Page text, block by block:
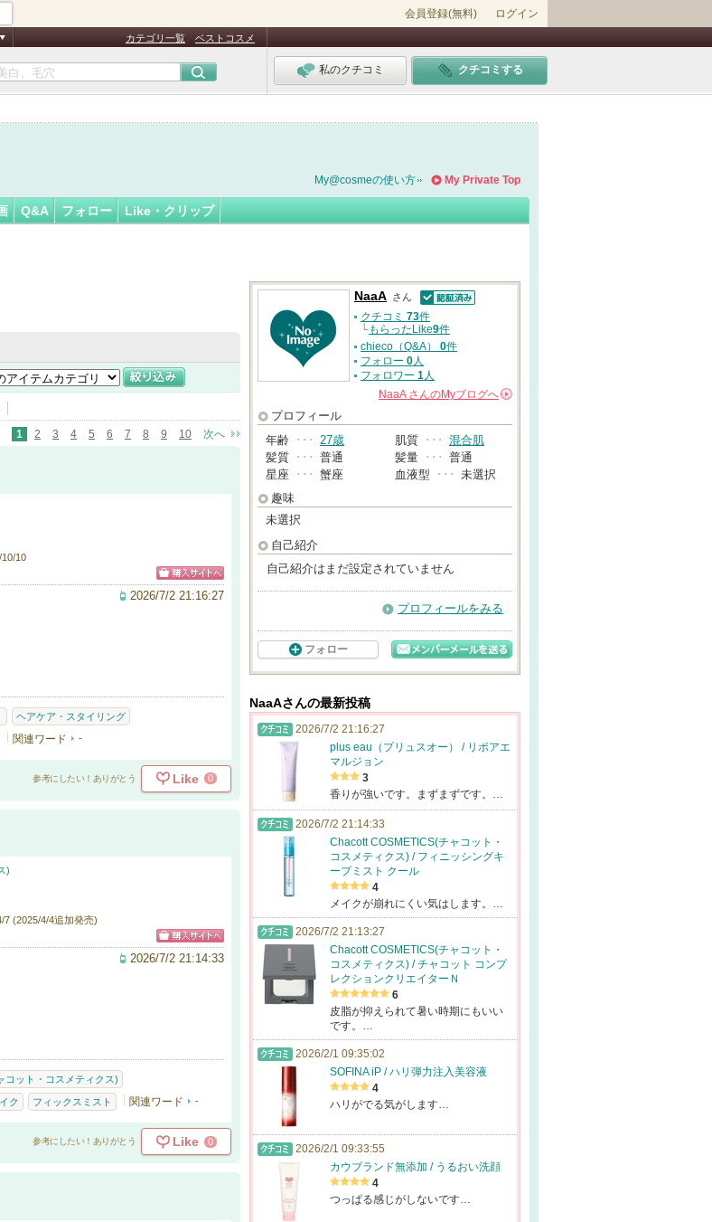
会員登録(無料) ログイン
カテゴリ一覧 ベストコスメ
私のクチコミ クチコミする
My Private Top
My@cosmeの使い方
Q&A フォロー Like・クリップ
1 2 3 4 5 6 7 8 9 10 次へ
10
2026/7/2 21:16:27
ヘアケア・スタイリング
関連ワード -
参考にしたい！ありがとう Like 0
)
7 (2025/4/4追加発売)
2026/7/2 21:14:33
コット・コスメティクス)
ク フィックスミスト 関連ワード -
参考にしたい！ありがとう Like 0
NaaA さん
認証済
クチコミ 73件
└もらったLike9件
chieco（Q&A） 0件
フォロー 0人
フォロワー 1人
NaaAさんのMyブログへ
プロフィール
年齢 ･･･ 27歳 肌質 ･･･ 混合肌
髪質 ･･･ 普通 髪量 ･･･ 普通
星座 ･･･ 蟹座 血液型 ･･･ 未選択
趣味
未選択
自己紹介
自己紹介はまだ設定されていません
プロフィールをみる
フォロー
NaaAさんの最新投稿
2026/7/2 21:16:27
plus eau（プリュスオー） / リポアエ
マルジョン
3
香りが強いです。まずまずです。…
2026/7/2 21:14:33
Chacott COSMETICS(チャコット・
コスメティクス) / フィニッシングキ
ープミスト クール
4
メイクが崩れにくい気はします。…
2026/7/2 21:13:27
Chacott COSMETICS(チャコット・
コスメティクス) / チャコット コンプ
レクションクリエイターＮ
6
皮脂が抑えられて暑い時期にもいい
です。…
2026/2/1 09:35:02
SOFINA iP / ハリ弾力注入美容液
4
ハリがでる気がします…
2026/2/1 09:33:55
カウブランド無添加 / うるおい洗顔
4
つっぱる感じがしないです…